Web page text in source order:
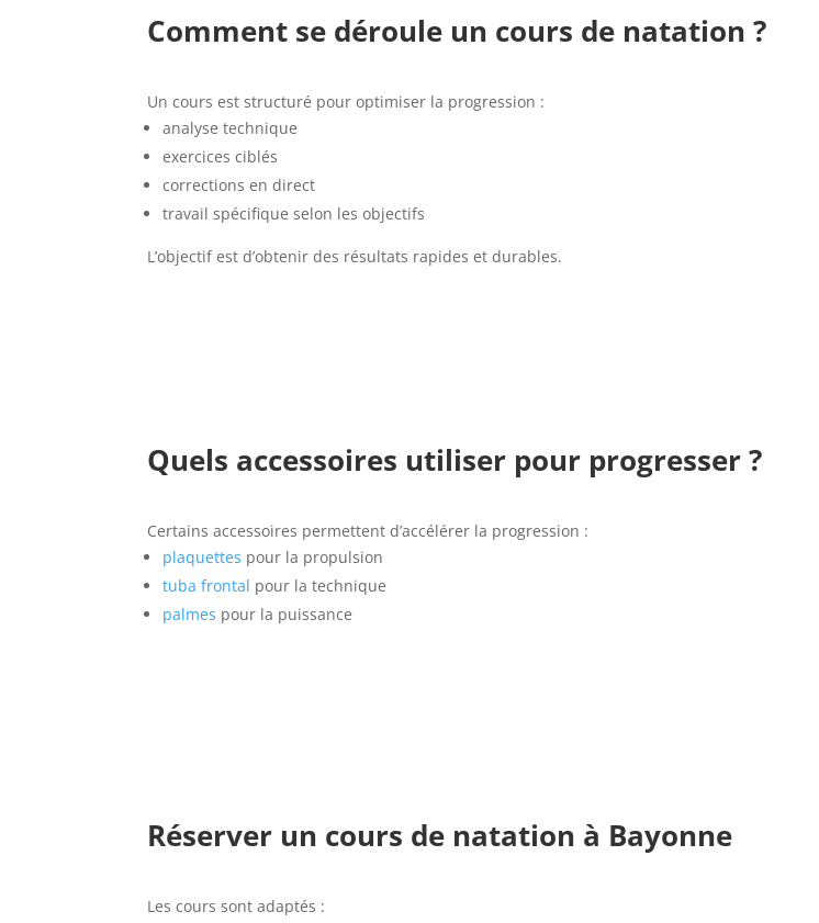
Comment se déroule un cours de natation ?
​Un cours est structuré pour optimiser la progression :
analyse technique
exercices ciblés
corrections en direct
travail spécifique selon les objectifs
L’objectif est d’obtenir des résultats rapides et durables.
Quels accessoires utiliser pour progresser ?
Certains accessoires permettent d’accélérer la progression :
plaquettes pour la propulsion
tuba frontal pour la technique
palmes pour la puissance
Réserver un cours de natation à Bayonne
​Les cours sont adaptés :